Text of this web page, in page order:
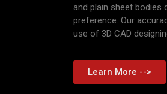
and plain sheet bodies
preference. Our
use of 3D CAD
Learn More -->